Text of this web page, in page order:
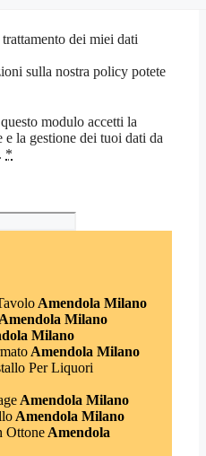
dei miei dati
sulla nostra policy potete
modulo accetti la
e la gestione dei tuoi dati da
*
Amendola Milano
Milano
Milano
Amendola Milano
Per Liquori
Amendola Milano
Amendola Milano
OttoneAmendola